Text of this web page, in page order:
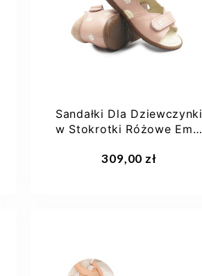
28 29
Sandałki Dla Dziewczynki
w Stokrotki Różowe Emel
309,00 zł